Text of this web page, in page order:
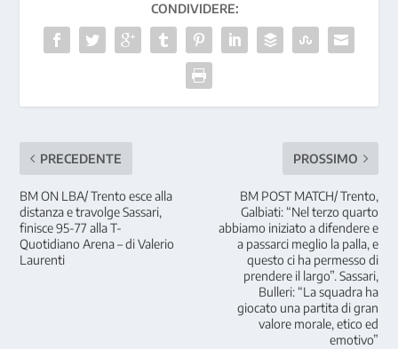
CONDIVIDERE:
PRECEDENTE
BM ON LBA/ Trento esce alla
distanza e travolge Sassari,
finisce 95-77 alla T-
Quotidiano Arena – di Valerio
Laurenti
PROSSIMO
BM POST MATCH/ Trento,
Galbiati: “Nel terzo quarto
abbiamo iniziato a difendere e
a passarci meglio la palla, e
questo ci ha permesso di
prendere il largo”. Sassari,
Bulleri: “La squadra ha
giocato una partita di gran
valore morale, etico ed
emotivo”